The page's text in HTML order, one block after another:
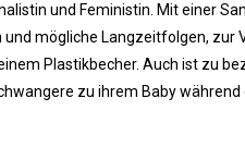
und Feministin. Mit einer
mögliche Langzeitfolgen, zur
Plastikbecher. Auch ist zu
zu ihrem Baby